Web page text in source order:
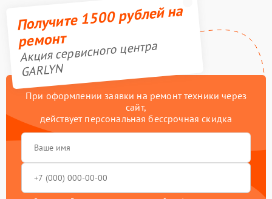
Получите 1500 рублей на
ремонт
Акция сервисного центра
GARLYN
При оформлении заявки на ремонт техники через
сайт,
действует персональная бессрочная скидка